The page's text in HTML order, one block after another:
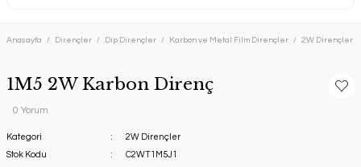
Anasayfa Dirençler Dip Dirençler Karbon ve Metal Film Dirençler 2W Dirençler
1M5 2W Karbon Direnç
0 Yorum
Kategori
2W Dirençler
Stok Kodu
C2WT1M5J1